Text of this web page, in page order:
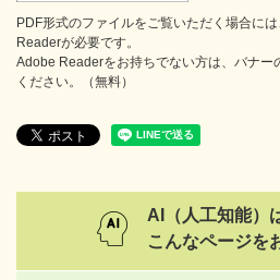
PDF形式のファイルをご覧いただく場合に
Readerが必要です。
Adobe Readerをお持ちでない方は、バナー
ください。（無料）
AI（人工知能）
こんなページを